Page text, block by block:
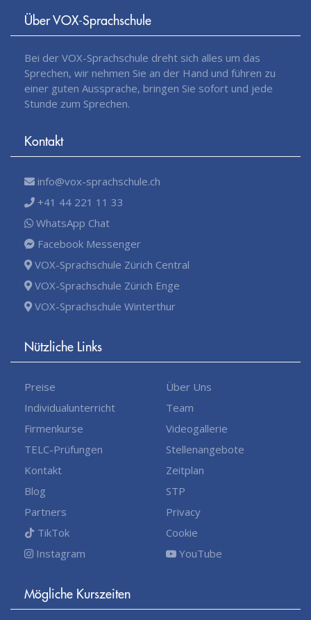
Über VOX-Sprachschule
Bei der VOX-Sprachschule dreht sich alles um das
Sprechen, wir nehmen Sie an der Hand und führen zu
einer guten Aussprache, bringen Sie sofort und jede
Stunde zum Sprechen.
Kontakt
info@vox-sprachschule.ch
+41 44 221 11 33
WhatsApp Chat
Facebook Messenger
VOX-Sprachschule Zürich Central
VOX-Sprachschule Zürich Enge
VOX-Sprachschule Winterthur
Nützliche Links
Preise
Individualunterricht
Firmenkurse
TELC-Prüfungen
Kontakt
Blog
Partners
TikTok
Instagram
Über Uns
Team
Videogallerie
Stellenangebote
Zeitplan
STP
Privacy
Cookie
YouTube
Mögliche Kurszeiten